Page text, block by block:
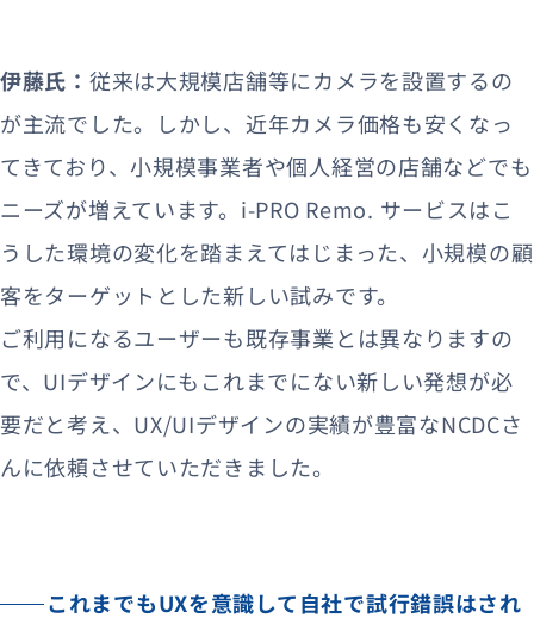
伊藤氏： 従来は大規模店舗等にカメラを設置するの
が主流でした。しかし、近年カメラ価格も安くなっ
てきており、小規模事業者や個人経営の店舗などでも
ニーズが増えています。i-PRO Remo. サービスはこ
うした環境の変化を踏まえてはじまった、小規模の顧
客をターゲットとした新しい試みです。
ご利用になるユーザーも既存事業とは異なりますの
で、UIデザインにもこれまでにない新しい発想が必
要だと考え、UX/UIデザインの実績が豊富なNCDCさ
んに依頼させていただきました。
これまでもUXを意識して自社で試行錯誤はされ